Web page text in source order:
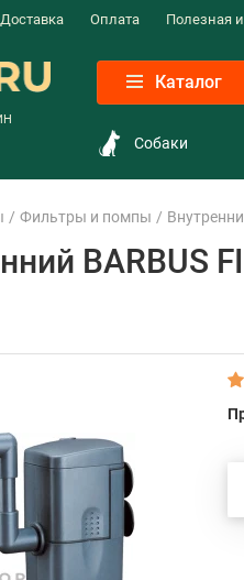
Доставка Оплата Полезная
Каталог
Собаки
Фильтры и помпы
BARBUS